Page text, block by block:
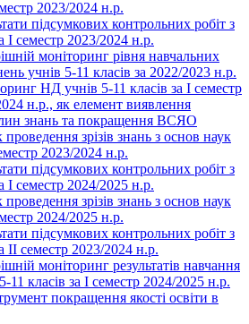
2023/2024 н.р.
підсумкових контрольних робіт з
І семестр 2023/2024 н.р.
моніторинг рівня навчальних
учнів 5-11 класів за 2022/2023 н.р.
НД учнів 5-11 класів за І семестр
н.р., як елемент виявлення
знань та покращення ВСЯО
проведення зрізів знань з основ наук
2023/2024 н.р.
підсумкових контрольних робіт з
І семестр 2024/2025 н.р.
проведення зрізів знань з основ наук
2024/2025 н.р.
підсумкових контрольних робіт з
ІІ семестр 2023/2024 н.р.
моніторинг результатів навчання
11 класів за І семестр 2024/2025 н.р.
покращення якості освіти в